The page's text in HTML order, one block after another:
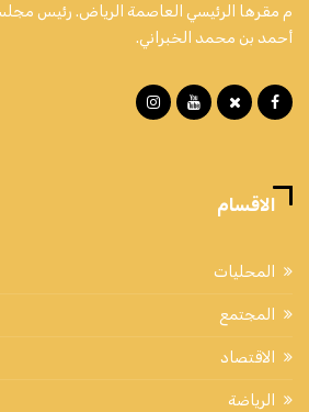
م مقرها الرئيسي العاصمة الرياض. رئيس
أحمد بن محمد الخبراني.
الاقسام
المحليات
المجتمع
الاقتصاد
الرياضة